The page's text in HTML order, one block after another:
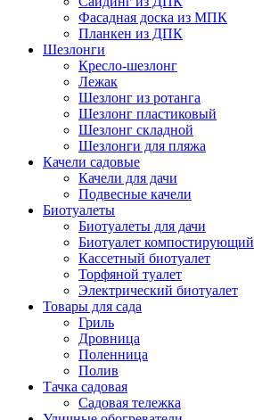
Фасадная доска из МПК
Планкен из ДПК
Шезлонги
Кресло-шезлонг
Лежак
Шезлонг из ротанга
Шезлонг пластиковый
Шезлонг складной
Шезлонги для пляжа
Качели садовые
Качели для дачи
Подвесные качели
Биотуалеты
Биотуалеты для дачи
Биотуалет компостирующий
Кассетный биотуалет
Торфяной туалет
Электрический биотуалет
Товары для сада
Гриль
Дровница
Поленница
Полив
Тачка садовая
Садовая тележка